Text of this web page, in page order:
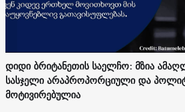
დიდი ბრიტანეთის საელჩო: მზია
სასჯელი არაპროპორციული და
მოტივირებულია